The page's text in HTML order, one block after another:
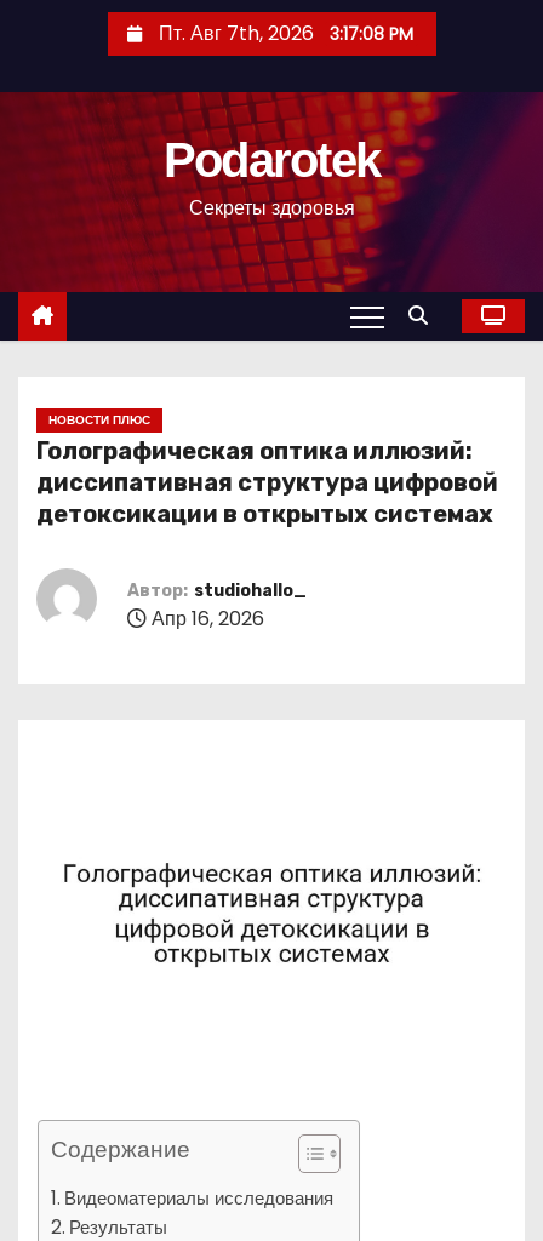
с
Пт. Авг 7th, 2026 3:17:09 PM
Podarotek
Секреты здоровья
НОВОСТИ ПЛЮС
Голографическая оптика иллюзий:
диссипативная структура цифровой
детоксикации в открытых системах
Автор: studiohallo_
Апр 16, 2026
Содержание
Видеоматериалы исследования
Результаты